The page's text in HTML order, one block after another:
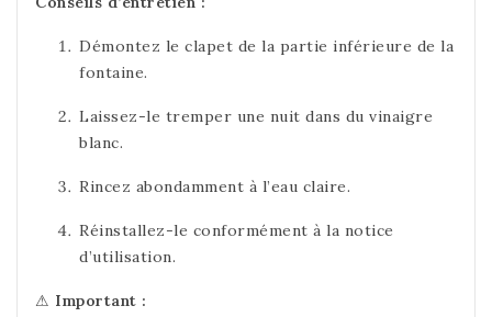
Démontez le clapet de la partie inférieure de la
fontaine.
Laissez-le tremper une nuit dans du vinaigre
blanc.
Rincez abondamment à l’eau claire.
Réinstallez-le conformément à la notice
d’utilisation.
⚠ Important :